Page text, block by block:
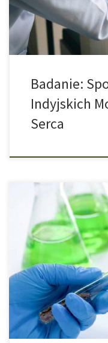
(głównej komory pracy
Badanie:
Indyjskich
Serca
Zabijanie komórek
komórek byłoby
naukowcy opracowali
chemioterapeutycznego
wątroby bez
raportem medialnym, ta
obejmuje kombinację
doksorubicyny […]